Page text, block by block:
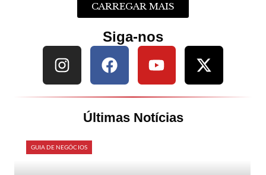
CARREGAR MAIS
Siga-nos
Últimas Notícias
GUIA DE NEGÓCIOS